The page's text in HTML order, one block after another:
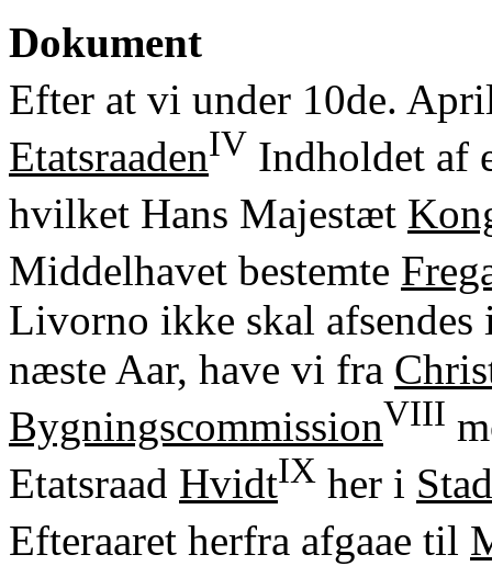
Dokument
Efter at vi under 10de.
EtatsraadenIV Indholdet af
hvilket Hans Majestæt
Middelhavet bestemte
Livorno ikke skal afsendes
næste Aar, have vi fra
BygningscommissionVIII
Etatsraad HvidtIX her i
Efteraaret herfra afgaae til